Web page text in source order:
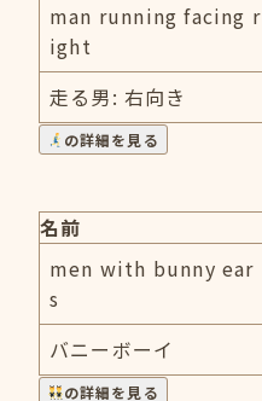
man running facing r
ight
走る男: 右向き
の詳細を見る
名前
men with bunny ear
s
バニーボーイ
の詳細を見る